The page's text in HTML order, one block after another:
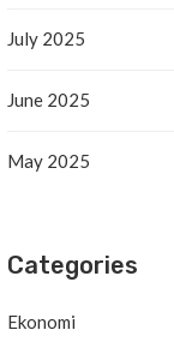
July 2025
June 2025
May 2025
Categories
Ekonomi